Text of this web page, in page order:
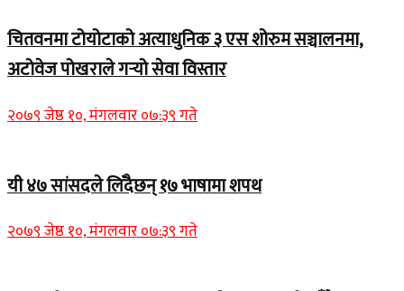
चितवनमा टोयोटाको अत्याधुनिक ३ एस शोरुम सञ्चालनमा,
अटोवेज पोखराले गर्‍यो सेवा विस्तार
२०७९ जेष्ठ १०, मंगलवार ०७:३९ गते
यी ४७ सांसदले लिँदैछन् १७ भाषामा शपथ
२०७९ जेष्ठ १०, मंगलवार ०७:३९ गते